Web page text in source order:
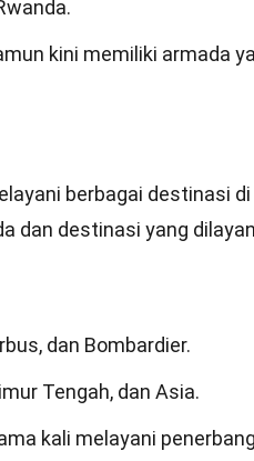
kini memiliki armada
berbagai destinasi di
dan destinasi yang
dan Bombardier.
Tengah, dan Asia.
kali melayani